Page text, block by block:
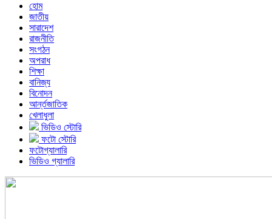
হোম
জাতীয়
সারাদেশ
রাজনীতি
সংগঠন
অপরাধ
শিক্ষা
বানিজ্য
বিনোদন
আর্ন্তজাতিক
খেলাধুলা
ভিডিও স্টোরি
ফটো স্টোরি
ফটোগ্যালারি
ভিডিও গ্যালারি